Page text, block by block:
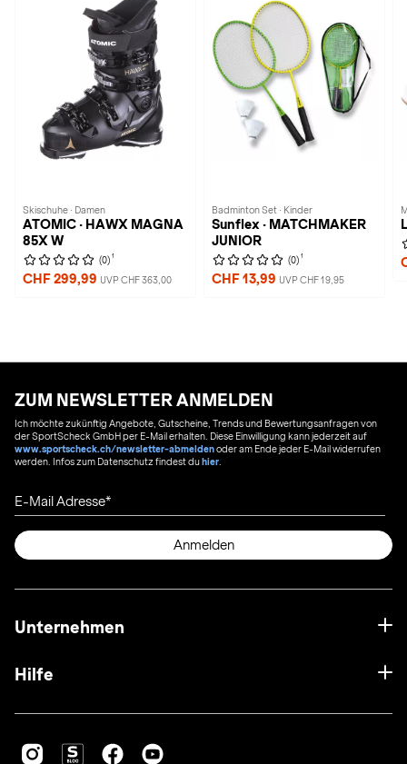
Skischuhe · Damen
ATOMIC · HAWX MAGNA
85X W
(0) 1
CHF 299,99 UVP CHF 363,00
Badminton Set · Kinder
Sunflex · MATCHMAKER
JUNIOR
(0) 1
CHF 13,99 UVP CHF 19,95
ZUM NEWSLETTER ANMELDEN
Ich möchte zukünftig Angebote, Gutscheine, Trends und Bewertungsanfragen von
der SportScheck GmbH per E-Mail erhalten. Diese Einwilligung kann jederzeit auf
www.sportscheck.ch/newsletter-abmeldenoder am Ende jeder E-Mail widerrufen
werden. Infos zum Datenschutz findest duhier
E-Mail Adresse
Anmelden
Unternehmen
Hilfe